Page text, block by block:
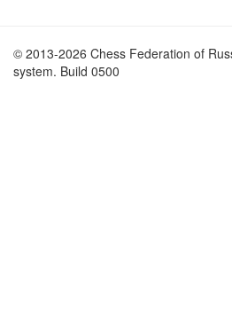
© 2013-2026 Chess Federation of
system. Build 0500